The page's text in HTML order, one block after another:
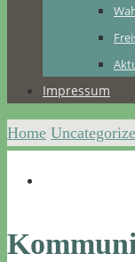
Impressum
Home